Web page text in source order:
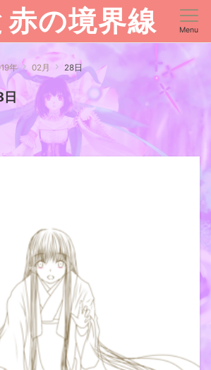
赤の境界線 Menu
年 02月 28日